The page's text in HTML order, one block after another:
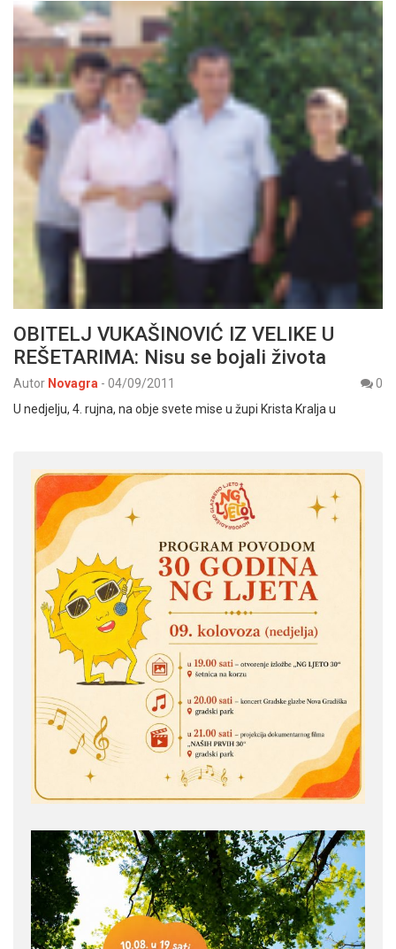
OBITELJ VUKAŠINOVIĆ IZ VELIKE U
REŠETARIMA: Nisu se bojali života
Autor Novagra - 04/09/2011
0
U nedjelju, 4. rujna, na obje svete mise u župi Krista Kralja u